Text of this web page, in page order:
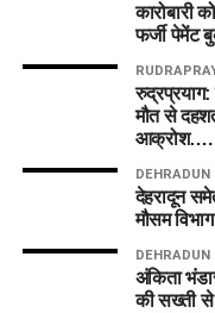
कारोबारी
फर्जी पेमेंट
मौत से
आक्रोश….
DEHRADUN
देहरादून
मौसम
DEHRADUN
अंकिता
की सख्ती